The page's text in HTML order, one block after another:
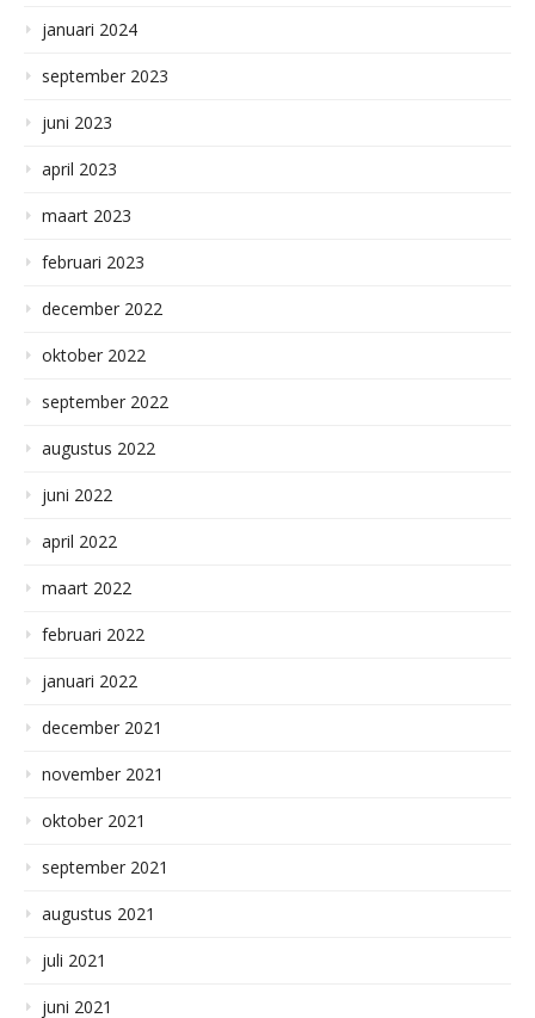
januari 2024
september 2023
juni 2023
april 2023
maart 2023
februari 2023
december 2022
oktober 2022
september 2022
augustus 2022
juni 2022
april 2022
maart 2022
februari 2022
januari 2022
december 2021
november 2021
oktober 2021
september 2021
augustus 2021
juli 2021
juni 2021